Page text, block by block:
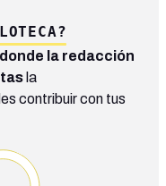
donde la redacción
la
contribuir con tus